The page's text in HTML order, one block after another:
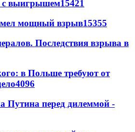
с выигрышем15421
мощный взрыв15355
Последствия взрыва в
в Польше требуют от
4096
Путина перед дилеммой -